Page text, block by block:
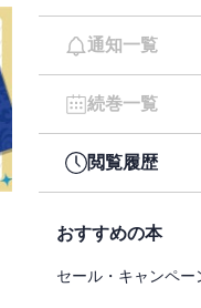
通知一覧
続巻一覧
閲覧履歴
おすすめの本
セール・キャンペー